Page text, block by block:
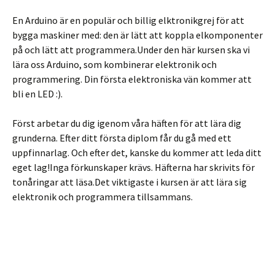
En Arduino är en populär och billig elktronikgrej för att
bygga maskiner med: den är lätt att koppla elkomponenter
på och lätt att programmera.Under den här kursen ska vi
lära oss Arduino, som kombinerar elektronik och
programmering. Din första elektroniska vän kommer att
bli en LED :).
Först arbetar du dig igenom våra häften för att lära dig
grunderna. Efter ditt första diplom får du gå med ett
uppfinnarlag. Och efter det, kanske du kommer att leda ditt
eget lag!Inga förkunskaper krävs. Häfterna har skrivits för
tonåringar att läsa.Det viktigaste i kursen är att lära sig
elektronik och programmera tillsammans.